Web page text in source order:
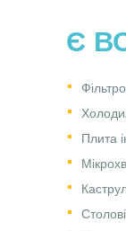
Є
Плита